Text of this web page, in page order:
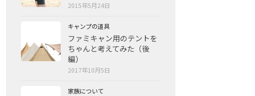
2015年5月24日
キャンプの道具
ファミキャン用のテントを
ちゃんと考えてみた（後
編）
2017年10月5日
家族について